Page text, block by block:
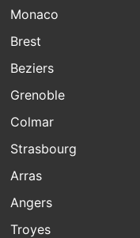
Monaco
Brest
Beziers
Grenoble
Colmar
Strasbourg
Arras
Angers
Troyes